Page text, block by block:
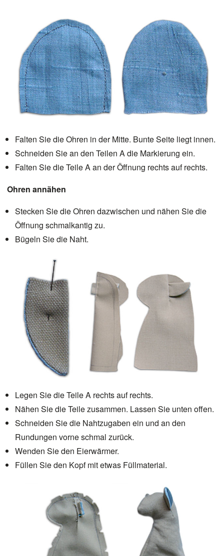
Falten Sie die Ohren in der Mitte. Bunte Seite liegt innen.
Schneiden Sie an den Teilen A die Markierung ein.
Falten Sie die Teile A an der Öffnung rechts auf rechts.
Ohren annähen
Stecken Sie die Ohren dazwischen und nähen Sie die
Öffnung schmalkantig zu.
Bügeln Sie die Naht.
Legen Sie die Teile A rechts auf rechts.
Nähen Sie die Teile zusammen. Lassen Sie unten offen.
Schneiden Sie die Nahtzugaben ein und an den
Rundungen vorne schmal zurück.
Wenden Sie den Eierwärmer.
Füllen Sie den Kopf mit etwas Füllmaterial.